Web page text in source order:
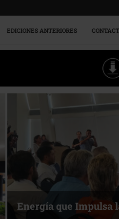
EDICIONES ANTERIORES
Más allá del descanso